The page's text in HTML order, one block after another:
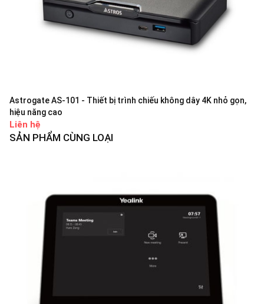
Astrogate AS-101 - Thiết bị trình chiếu không dây 4K nhỏ gọn,
hiệu năng cao
Liên hệ
SẢN PHẨM CÙNG LOẠI